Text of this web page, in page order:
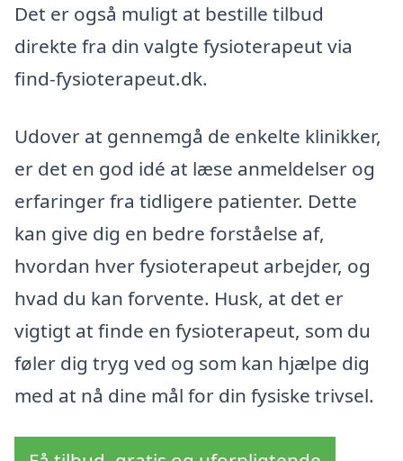
Det er også muligt at bestille tilbud
direkte fra din valgte fysioterapeut via
find-fysioterapeut.dk.
Udover at gennemgå de enkelte klinikker,
er det en god idé at læse anmeldelser og
erfaringer fra tidligere patienter. Dette
kan give dig en bedre forståelse af,
hvordan hver fysioterapeut arbejder, og
hvad du kan forvente. Husk, at det er
vigtigt at finde en fysioterapeut, som du
føler dig tryg ved og som kan hjælpe dig
med at nå dine mål for din fysiske trivsel.